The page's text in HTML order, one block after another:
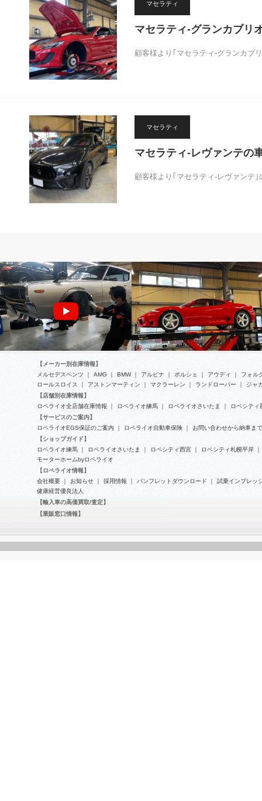
マセラティ
マセラティ-グランカブリ
顧客様より｢マセラティ-グランカブ
マセラティ
マセラティ-レヴァンテの
顧客様より｢マセラティ-レヴァンテ
日産 スカイライン 2000GT-
R（ケンメリ）ブレーキキャリパ
ーオーバーホール…
【メーカー別在庫情報】
メルセデスベンツ ｜ AMG ｜ BMW｜ アルピナ｜ ポルシェ ｜ アウディ ｜
フォル
ロールスロイス
｜ アストンマーティン ｜ マクラーレン ｜ ランドローバー ｜
ジャ
【店舗別在庫情報】
ロペライオ全店舗在庫情報 ｜ ロペライオ練馬｜ ロペライオさいたま ｜
ロペシティ
【サービスのご案内】
ロペライオEGS保証のご案内 ｜ ロペライオ自動車保険｜
お問い合わせから納車まで
【ショップガイド】
ロペライオ練馬｜ ロペライオさいたま ｜ ロペシティ西宮｜ ロペシティ札幌平岸｜
モーターホームbyロペライオ
【ロペライオ情報】
会社概要｜ お知らせ｜ 採用情報 ｜ パンフレットダウンロード ｜
試乗インプレッ
健康経営優良法人
【輸入車の高価買取/査定】
【業販窓口情報】